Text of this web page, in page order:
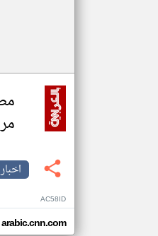
AC58ID
arabic.cnn.com